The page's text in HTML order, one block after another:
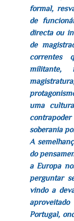
formal,
de
directa ou
de
correntes
militante,
uma
soberania
A
do
a Europa
perguntar
vindo a
Portugal,